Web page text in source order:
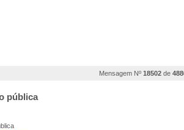
Mensagem Nº 18502 de
pública